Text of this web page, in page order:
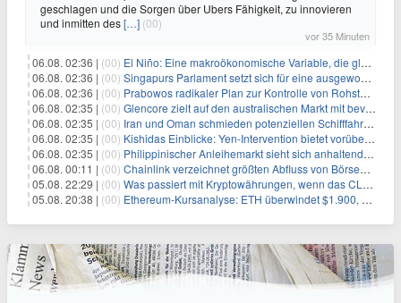
geschlagen und die Sorgen über Ubers Fähigkeit, zu innovieren
und inmitten des[…] (00)
vor 35 Minuten
06.08. 02:36 | (00) El Niño: Eine makroökonomische Variable, die globale Wirtschaftslandschaften umgestaltet
06.08. 02:36 | (00) Singapurs Parlament setzt sich für eine ausgewogene wirtschaftliche Zukunft ein
06.08. 02:36 | (00) Prabowos radikaler Plan zur Kontrolle von Rohstoffexporten steht vor konkurrierenden Visionen
06.08. 02:35 | (00) Glencore zielt auf den australischen Markt mit bevorstehendem Sekundärlisting
06.08. 02:35 | (00) Iran und Oman schmieden potenziellen Schifffahrtsvertrag im Hormuskanal
06.08. 02:35 | (00) Kishidas Einblicke: Yen-Intervention bietet vorübergehende Erleichterung, keine langfristige Lösung
06.08. 02:35 | (00) Philippinischer Anleihemarkt sieht sich anhaltendem Rückgang angesichts persistierender Inflationssorgen gegenüber
06.08. 00:11 | (00) Chainlink verzeichnet größten Abfluss von Börsen seit Juni – Bullen beobachten genau
05.08. 22:29 | (00) Was passiert mit Kryptowährungen, wenn das CLARITY-Gesetz diese Woche scheitert? Hougan erklärt
05.08. 20:38 | (00) Ethereum-Kursanalyse: ETH überwindet $1.900, aber größere Herausforderungen stehen bevor